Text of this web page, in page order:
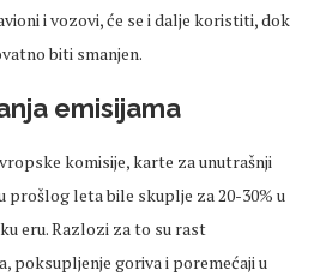
i vozovi, će se i dalje koristiti, dok
biti smanjen.
emisijama
komisije, karte za unutrašnji
prošlog leta bile skuplje za 20-30% u
eru. Razlozi za to su rast
poksupljenje goriva i poremećaji u